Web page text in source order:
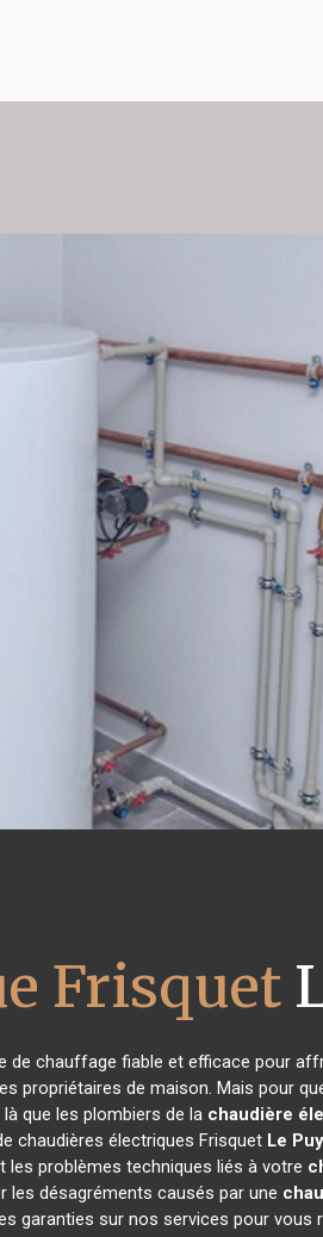
Frisquet
de chauffage fiable et efficace pour
propriétaires de maison. Mais pour
que les plombiers de la chaudière
chaudières électriques Frisquet Le
problèmes techniques liés à votre
les désagréments causés par une
sur nos services pour vous